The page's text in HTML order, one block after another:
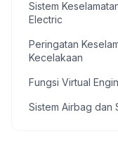
Sistem
Electric
Peringatan
Kecelakaan
Fungsi Virtual
Sistem Airbag dan